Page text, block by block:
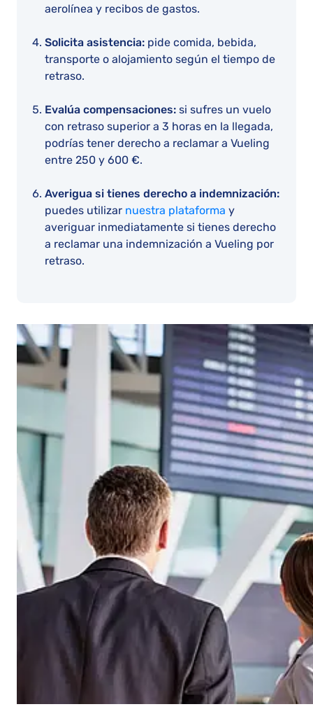
aerolínea y recibos de gastos.
Solicita asistencia: pide comida, bebida,
transporte o alojamiento según el tiempo de
retraso.
Evalúa compensaciones: si sufres un vuelo
con retraso superior a 3 horas en la llegada,
podrías tener derecho a reclamar a Vueling
entre 250 y 600 €.
Averigua si tienes derecho a indemnización:
puedes utilizar nuestra plataforma y
averiguar inmediatamente si tienes derecho
a reclamar una indemnización a Vueling por
retraso.